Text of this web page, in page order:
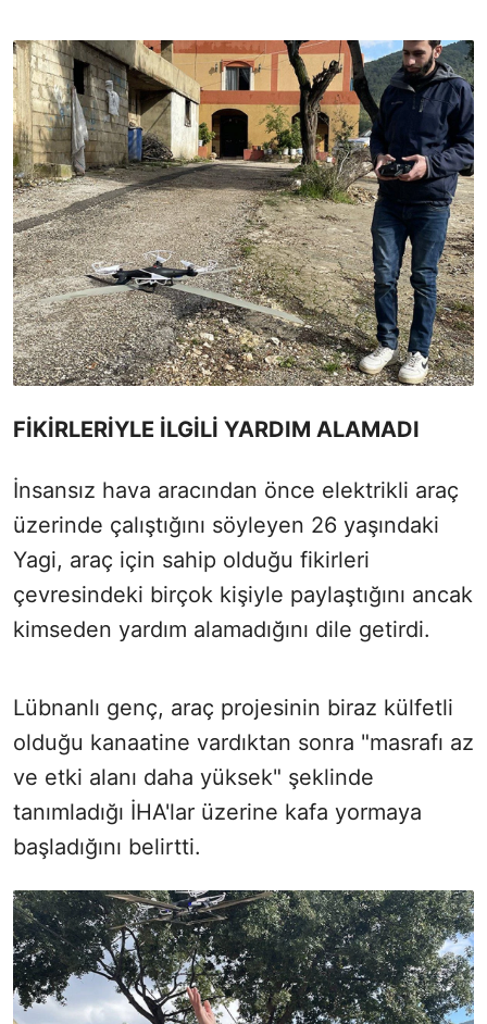
FİKİRLERİYLE İLGİLİ YARDIM ALAMADI
İnsansız hava aracından önce elektrikli araç
üzerinde çalıştığını söyleyen 26 yaşındaki
Yagi, araç için sahip olduğu fikirleri
çevresindeki birçok kişiyle paylaştığını ancak
kimseden yardım alamadığını dile getirdi.
Lübnanlı genç, araç projesinin biraz külfetli
olduğu kanaatine vardıktan sonra "masrafı az
ve etki alanı daha yüksek" şeklinde
tanımladığı İHA'lar üzerine kafa yormaya
başladığını belirtti.